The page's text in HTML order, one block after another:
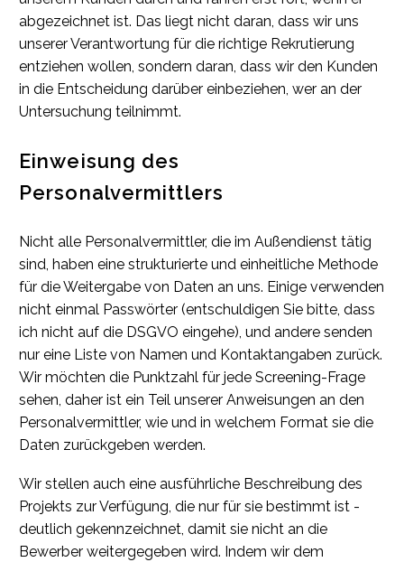
abgezeichnet ist. Das liegt nicht daran, dass wir uns
unserer Verantwortung für die richtige Rekrutierung
entziehen wollen, sondern daran, dass wir den Kunden
in die Entscheidung darüber einbeziehen, wer an der
Untersuchung teilnimmt.
Einweisung des
Personalvermittlers
Nicht alle Personalvermittler, die im Außendienst tätig
sind, haben eine strukturierte und einheitliche Methode
für die Weitergabe von Daten an uns. Einige verwenden
nicht einmal Passwörter (entschuldigen Sie bitte, dass
ich nicht auf die DSGVO eingehe), und andere senden
nur eine Liste von Namen und Kontaktangaben zurück.
Wir möchten die Punktzahl für jede Screening-Frage
sehen, daher ist ein Teil unserer Anweisungen an den
Personalvermittler, wie und in welchem Format sie die
Daten zurückgeben werden.
Wir stellen auch eine ausführliche Beschreibung des
Projekts zur Verfügung, die nur für sie bestimmt ist -
deutlich gekennzeichnet, damit sie nicht an die
Bewerber weitergegeben wird. Indem wir dem